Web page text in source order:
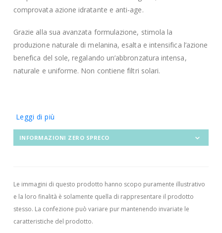
comprovata azione idratante e anti-age.
Grazie alla sua avanzata formulazione, stimola la
produzione naturale di melanina, esalta e intensifica l’azione
benefica del sole, regalando un’abbronzatura intensa,
naturale e uniforme. Non contiene filtri solari.
Leggi di più
INFORMAZIONI ZERO SPRECO
Le immagini di questo prodotto hanno scopo puramente illustrativo
e la loro finalità è solamente quella di rappresentare il prodotto
stesso. La confezione può variare pur mantenendo invariate le
caratteristiche del prodotto.